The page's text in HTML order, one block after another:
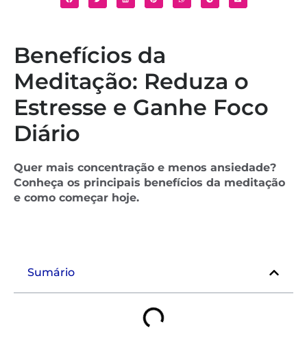
Benefícios da
Meditação: Reduza o
Estresse e Ganhe Foco
Diário
Quer mais concentração e menos ansiedade?
Conheça os principais benefícios da meditação
e como começar hoje.
Sumário